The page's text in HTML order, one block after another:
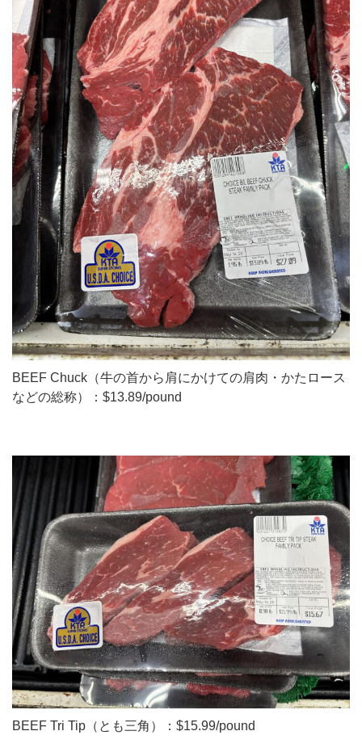
BEEF Chuck（牛の首から肩にかけての肩肉・かたロース
などの総称）：$13.89/pound
BEEF Tri Tip（とも三角）：$15.99/pound